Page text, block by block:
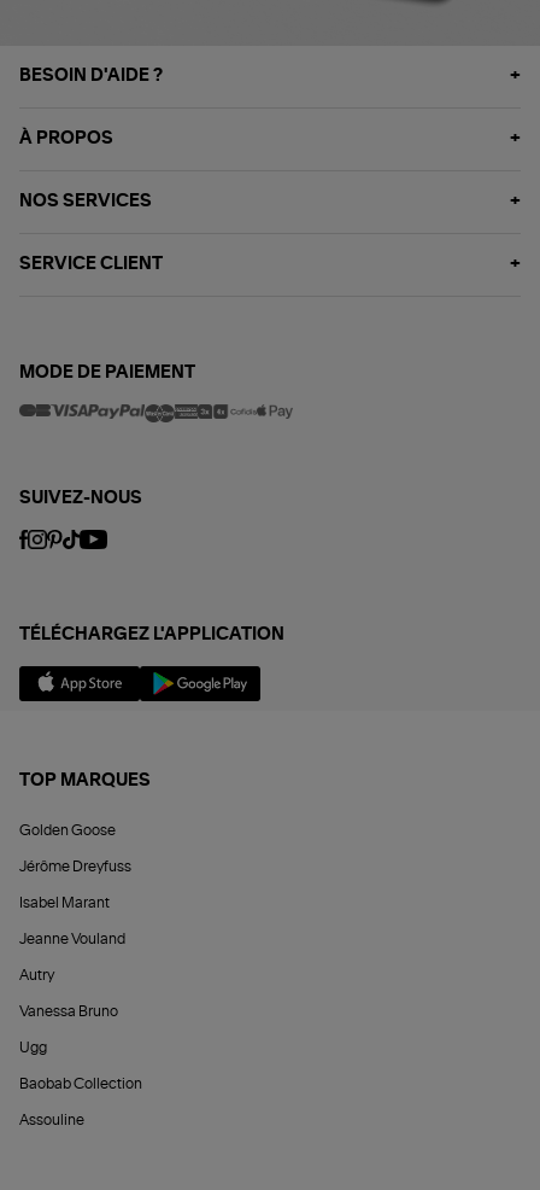
BESOIN D'AIDE ?
À PROPOS
NOS SERVICES
SERVICE CLIENT
MODE DE PAIEMENT
SUIVEZ-NOUS
TÉLÉCHARGEZ L'APPLICATION
TOP MARQUES
Golden Goose
Jérôme Dreyfuss
Isabel Marant
Jeanne Vouland
Autry
Vanessa Bruno
Ugg
Baobab Collection
Assouline